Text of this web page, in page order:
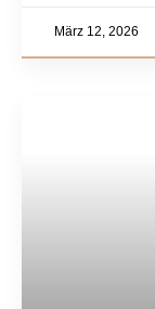
März 12, 2026